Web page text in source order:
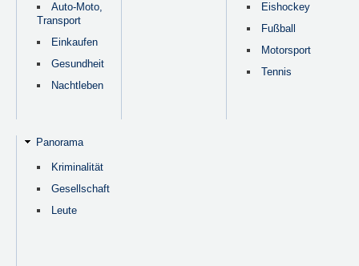
Auto-Moto,
Transport
Einkaufen
Gesundheit
Nachtleben
Eishockey
Fußball
Motorsport
Tennis
Panorama
Kriminalität
Gesellschaft
Leute